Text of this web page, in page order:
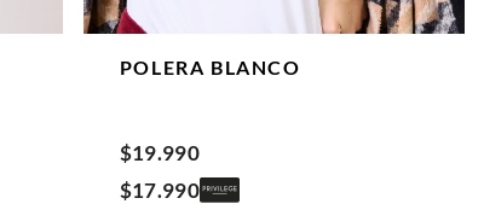
POLERA BLANCO
$19.990
$17.990